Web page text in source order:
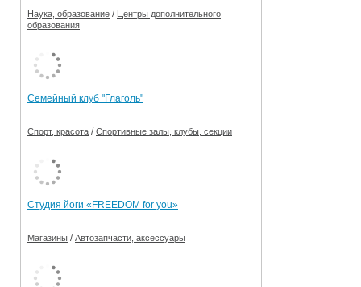
Наука, образование / Центры дополнительного
образования
Семейный клуб "Глаголь"
Спорт, красота /Спортивные залы, клубы, секции
Студия йоги «FREEDOM for you»
Магазины /Автозапчасти, аксессуары